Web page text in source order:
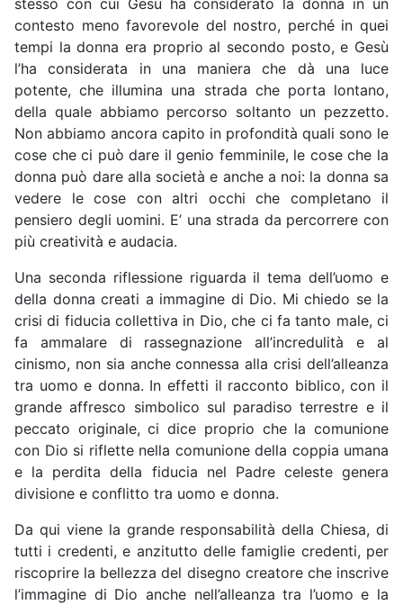
contesto meno favorevole del nostro, perché in quei
tempi la donna era proprio al secondo posto, e Gesù
l’ha considerata in una maniera che dà una luce
potente, che illumina una strada che porta lontano,
della quale abbiamo percorso soltanto un pezzetto.
Non abbiamo ancora capito in profondità quali sono le
cose che ci può dare il genio femminile, le cose che la
donna può dare alla società e anche a noi: la donna sa
vedere le cose con altri occhi che completano il
pensiero degli uomini. E’ una strada da percorrere con
più creatività e audacia.
Una seconda riflessione riguarda il tema dell’uomo e
della donna creati a immagine di Dio. Mi chiedo se la
crisi di fiducia collettiva in Dio, che ci fa tanto male, ci
fa ammalare di rassegnazione all’incredulità e al
cinismo, non sia anche connessa alla crisi dell’alleanza
tra uomo e donna. In effetti il racconto biblico, con il
grande affresco simbolico sul paradiso terrestre e il
peccato originale, ci dice proprio che la comunione
con Dio si riflette nella comunione della coppia umana
e la perdita della fiducia nel Padre celeste genera
divisione e conflitto tra uomo e donna.
Da qui viene la grande responsabilità della Chiesa, di
tutti i credenti, e anzitutto delle famiglie credenti, per
riscoprire la bellezza del disegno creatore che inscrive
l’immagine di Dio anche nell’alleanza tra l’uomo e la